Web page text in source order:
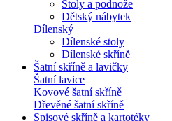
Stoly a podnože
Dětský nábytek
Dílenský
Dílenské stoly
Dílenské skříně
Šatní skříně a lavičky
Šatní lavice
Kovové šatní skříně
Dřevěné šatní skříně
Spisové skříně a kartotéky